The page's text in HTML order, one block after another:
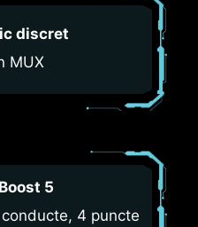
discret
MUX
5
4 puncte